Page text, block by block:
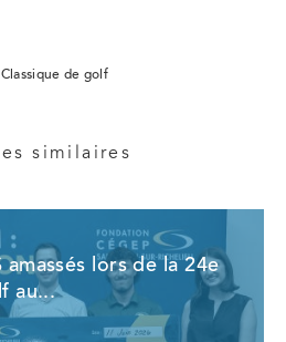
de golf
similaires
amassés lors de la 24e
au...